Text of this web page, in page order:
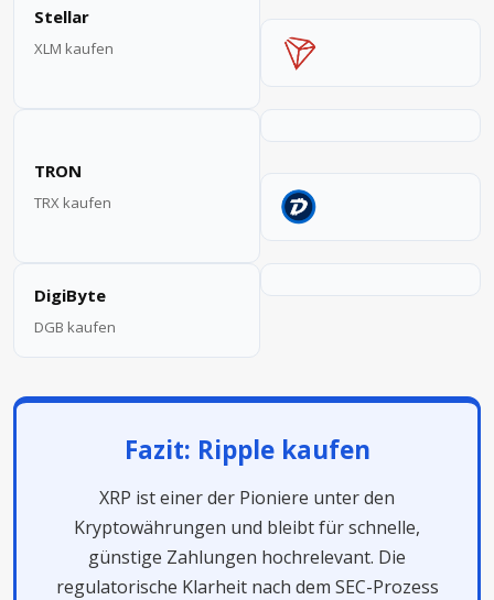
Stellar
XLM kaufen
TRON
TRX kaufen
DigiByte
DGB kaufen
Fazit: Ripple kaufen
XRP ist einer der Pioniere unter den
Kryptowährungen und bleibt für schnelle,
günstige Zahlungen hochrelevant. Die
regulatorische Klarheit nach dem SEC-Prozess